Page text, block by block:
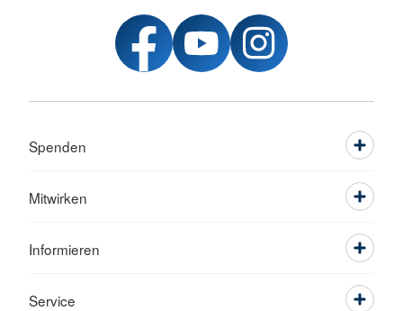
Spenden
Mitwirken
Informieren
Service